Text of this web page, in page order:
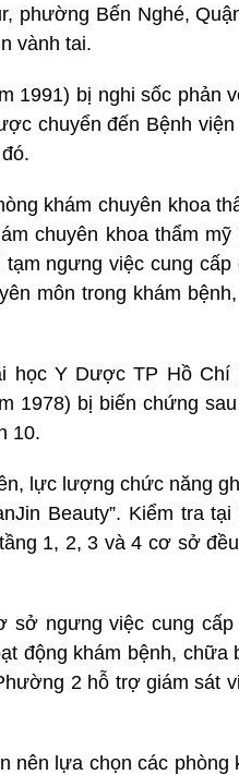
phường Bến Nghé,
vành tai.
1991) bị nghi sốc phản
chuyển đến Bệnh
khám chuyên khoa
chuyên khoa thẩm
tạm ngưng việc cung
môn trong khám
học Y Dược TP Hồ Chí
1978) bị biến chứng
10.
lực lượng chức năng
Beauty”. Kiểm tra
1, 2, 3 và 4 cơ sở
sở ngưng việc cung
động khám bệnh,
2 hỗ trợ giám sát
nên lựa chọn các phòng